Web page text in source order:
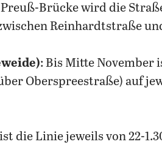
Brücke wird die
Reinhardtstraße
: Bis Mitte November
Oberspreestraße) auf
die Linie jeweils von 22-